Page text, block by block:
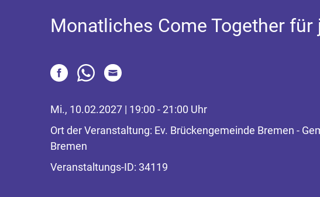
Monatliches Come Together für
Mi., 10.02.2027 | 19:00 - 21:00 Uhr
Ort der Veranstaltung: Ev. Brückengemeinde Bremen -
Bremen
Veranstaltungs-ID: 34119